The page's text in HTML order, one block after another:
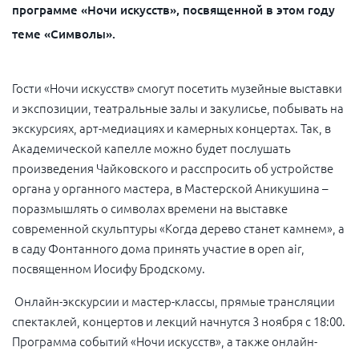
программе «Ночи искусств», посвященной в этом году
теме «Символы».
Гости «Ночи искусств» смогут посетить музейные выставки
и экспозиции, театральные залы и закулисье, побывать на
экскурсиях, арт-медиациях и камерных концертах. Так, в
Академической капелле можно будет послушать
произведения Чайковского и расспросить об устройстве
органа у органного мастера, в Мастерской Аникушина –
поразмышлять о символах времени на выставке
современной скульптуры «Когда дерево станет камнем», а
в саду Фонтанного дома принять участие вopen air,
посвященном Иосифу Бродскому.
Онлайн-экскурсии и мастер-классы, прямые трансляции
спектаклей, концертов и лекций начнутся 3 ноября с 18:00.
Программа событий «Ночи искусств», а также онлайн-